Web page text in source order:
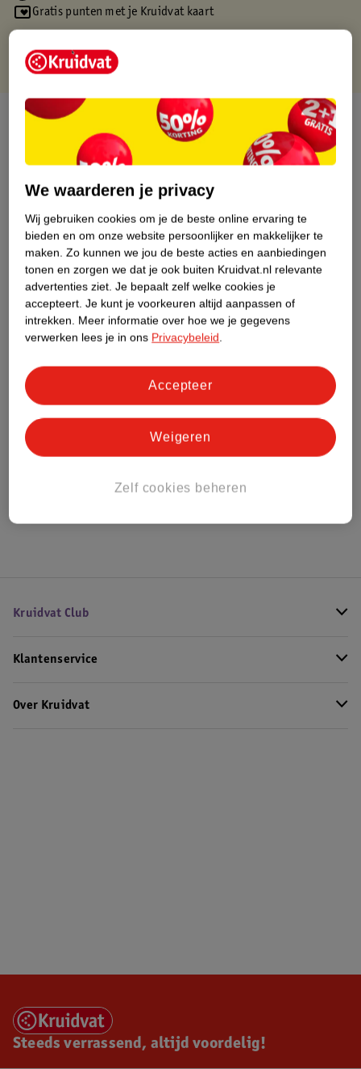
Gratis punten met je Kruidvat kaart
Over dit product
Productinformatie
Nature Impact Score
Dit product heeft (nog) geen Nature
Impact Score.
Meer informatie
Bestel & Bezorginformatie
Bekijk ook
Kruidvat Club
Klantenservice
Over Kruidvat
Steeds verrassend, altijd voordelig!
We waarderen je privacy
Wij gebruiken cookies om je de beste online ervaring te
bieden en om onze website persoonlijker en makkelijker te
maken. Zo kunnen we jou de beste acties en aanbiedingen
tonen en zorgen we dat je ook buiten Kruidvat.nl relevante
advertenties ziet. Je bepaalt zelf welke cookies je
accepteert. Je kunt je voorkeuren altijd aanpassen of
intrekken. Meer informatie over hoe we je gegevens
verwerken lees je in ons Privacybeleid.
Zelf cookies beheren
Weigeren
Accepteer